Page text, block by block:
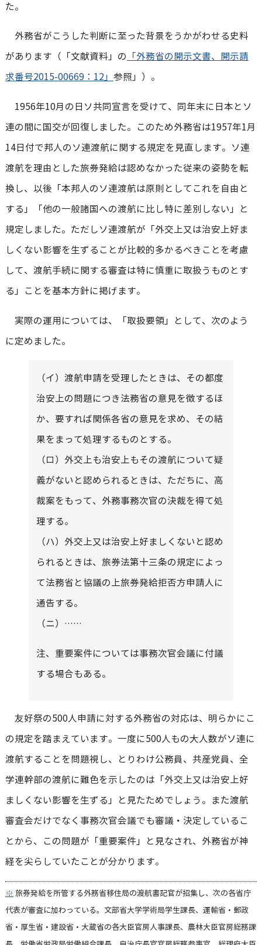
た。
外務省がこうした判断に至った背景をうかがわせる史料
があります（「文献資料」の
「外務省の開示文書、開示請
求番号2015-00669：12」 参照」）。
1956年10月の日ソ共同宣言を受けて、同年末に日本とソ
連の間に国交が回復しました。このため外務省は1957年1月
14日付で邦人のソ連渡航に関する規定を見直します。ソ連
渡航を理由とした旅券発給は認めなかった従来の姿勢を転
換し、以後「本邦人のソ連渡航は原則としてこれを自由と
する」「他の一般諸国への渡航に比し特に差別しない」と
規定しました。ただしソ連渡航が「外交上又は治安上好ま
しくない影響を生ずることが比較的多かるべきことを考慮
して、渡航手続に関する審査は特に慎重に取扱うものとす
る」ことを基本方針に掲げます。
実際の運用については、「取扱要領」として、次のよう
に定めました。
（イ）渡航申請を受理したときは、その都度
治安上の問題につき法務省の意見を徴するほ
か、要すれば関係各省の意見を求め、その結
果をまって処理するものとする。
（ロ）外交上も治安上もその渡航について疑
義がないと認められるときは、ただちに、高
裁案をもって、外務事務次官の決裁を得て処
理する。
（ハ）外交上又は治安上好ましくないと認め
られるときは、旅券法第十三条の規定によっ
て法務省と協議の上旅券発給拒否方申請人に
通告する。
（ニ）……
注、重要案件については事務次官会議に付議
する場合もある。
友好祭の500人申請に対する外務省の対応は、明らかにこ
の規定を踏まえています。一度に500人もの大人数がソ連に
渡航することを問題視し、とりわけ公務員、共産党員、全
学連幹部の渡航に難色を示したのは「外交上又は治安上好
ましくない影響を生ずる」と見たためでしょう。また渡航
審査会だけでなく事務次官会議でも審議・決定しているこ
とから、この問題が「重要案件」と見なされ、外務省が神
経を尖らしていたことが分かります。
※ 旅券発給を所管する外務省移住局の渡航書記官が招集し、次の各省庁
代表が審査に加わっている。文部省大学学術局学生課長、運輸省・郵政
省・厚生省・建設省・大蔵省の各大臣官房人事課長、農林大臣官房総務課